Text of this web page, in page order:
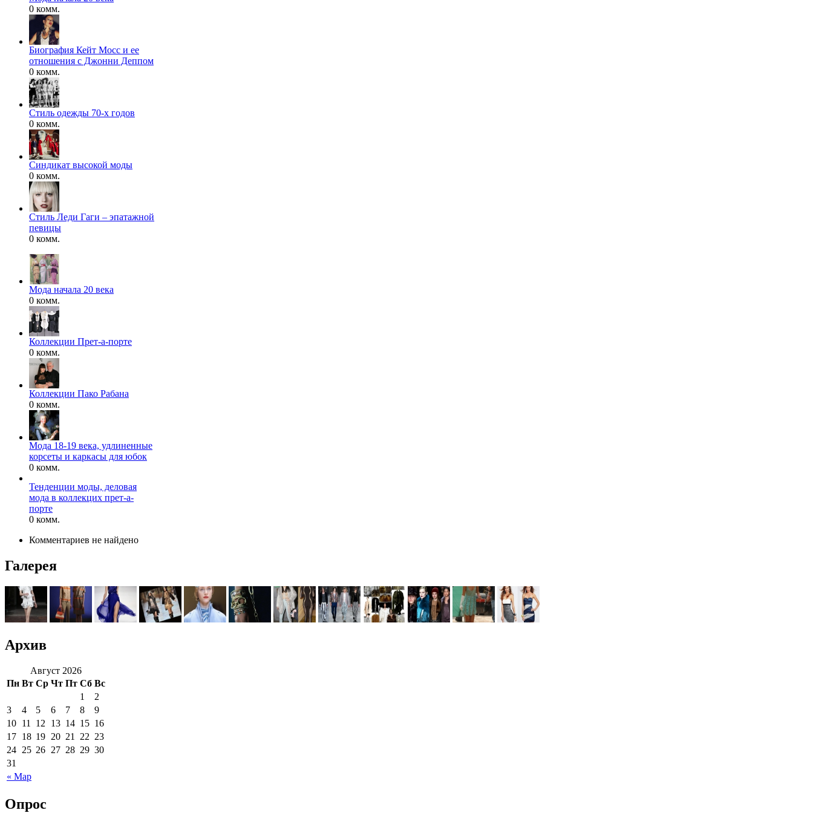
0 комм.
Биография Кейт Мосс и ее
отношения с Джонни Деппом
0 комм.
Стиль одежды 70-х годов
0 комм.
Синдикат высокой моды
0 комм.
Стиль Леди Гаги – эпатажной
певицы
0 комм.
Мода начала 20 века
0 комм.
Коллекции Прет-а-порте
0 комм.
Коллекции Пако Рабана
0 комм.
Мода 18-19 века, удлиненные
корсеты и каркасы для юбок
0 комм.
Тенденции моды, деловая
мода в коллекцих прет-а-
порте
0 комм.
Комментариев не найдено
Галерея
Архив
Август 2026
Пн Вт Ср Чт Пт Сб Вс
« Мар
1
2
3
4 5 6 7 8
9
10 11 12 13 14 15 16
17 18 19 20 21 22 23
24 25 26 27 28 29 30
31
Опрос